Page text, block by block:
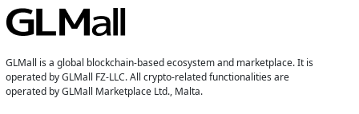
GLMall is a global blockchain-based ecosystem and marketplace. It is
operated by GLMall FZ-LLC. All crypto-related functionalities are
operated by GLMall Marketplace Ltd., Malta.